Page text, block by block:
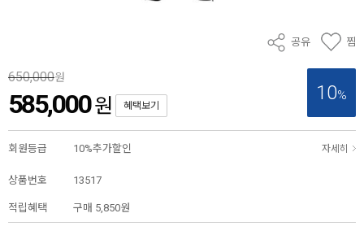
공유 찜
10%
650,000원
585,000원 혜택보기
회원등급 10%추가할인 자세히
상품번호 13517
적립혜택 구매 5,850원